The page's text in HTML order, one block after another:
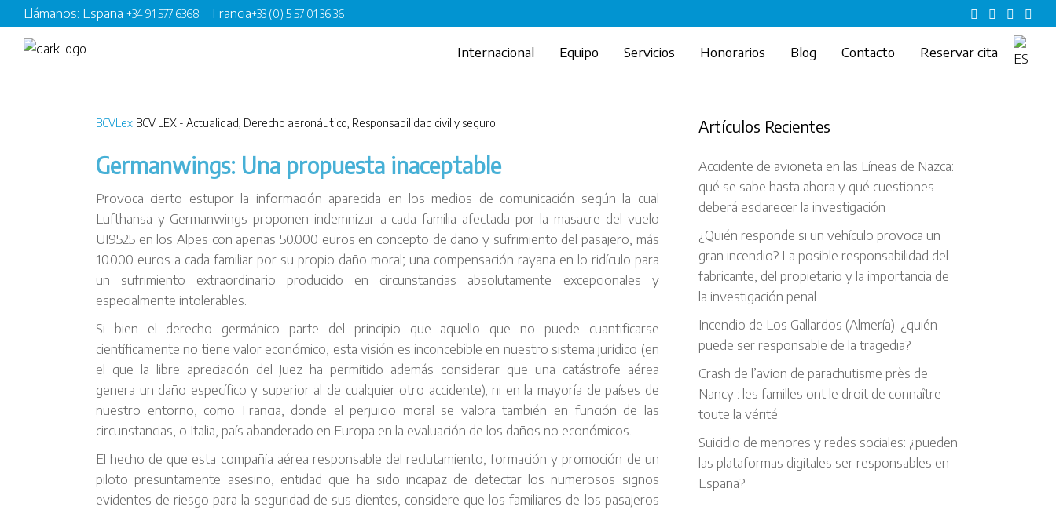
Llámanos: España +34 91 577 6368 Francia+33 (0) 5 57 01 36 36
Internacional Equipo Servicios Honorarios Blog Contacto Reservar cita
BCVLex BCV LEX - Actualidad Derecho aeronáutico Responsabilidad civil y seguro
Germanwings: Una propuesta inaceptable
Provoca cierto estupor la información aparecida en los medios de comunicación según la cual
Lufthansa y Germanwings proponen indemnizar a cada familia afectada por la masacre del vuelo
UI9525 en los Alpes con apenas 50.000 euros en concepto de daño y sufrimiento del pasajero, más
10.000 euros a cada familiar por su propio daño moral; una compensación rayana en lo ridículo para
un sufrimiento extraordinario producido en circunstancias absolutamente excepcionales y
especialmente intolerables.
Si bien el derecho germánico parte del principio que aquello que no puede cuantificarse
científicamente no tiene valor económico, esta visión es inconcebible en nuestro sistema jurídico (en
el que la libre apreciación del Juez ha permitido además considerar que una catástrofe aérea
genera un daño específico y superior al de cualquier otro accidente), ni en la mayoría de países de
nuestro entorno, como Francia, donde el perjuicio moral se valora también en función de las
circunstancias, o Italia, país abanderado en Europa en la evaluación de los daños no económicos.
El hecho de que esta compañía aérea responsable del reclutamiento, formación y promoción de un
piloto presuntamente asesino, entidad que ha sido incapaz de detectar los numerosos signos
evidentes de riesgo para la seguridad de sus clientes, considere que los familiares de los pasajeros
Artículos Recientes
Accidente de avioneta en las Líneas de Nazca:
qué se sabe hasta ahora y qué cuestiones
deberá esclarecer la investigación
¿Quién responde si un vehículo provoca un
gran incendio? La posible responsabilidad del
fabricante, del propietario y la importancia de
la investigación penal
Incendio de Los Gallardos (Almería): ¿quién
puede ser responsable de la tragedia?
Crash de l’avion de parachutisme près de
Nancy : les familles ont le droit de connaître
toute la vérité
Suicidio de menores y redes sociales: ¿pueden
las plataformas digitales ser responsables en
España?